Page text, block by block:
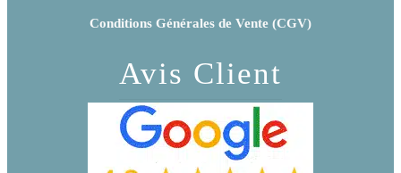
Conditions Générales de Vente (CGV)
Avis Client